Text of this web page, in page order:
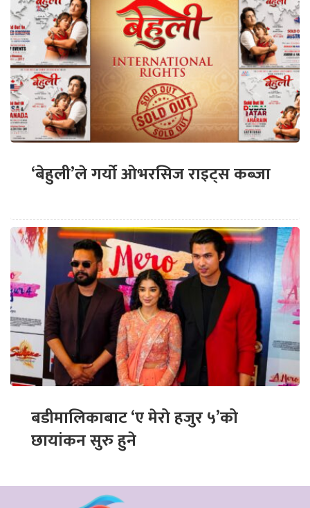
‘बेहुली’ले गर्यो ओभरसिज राइट्स कब्जा
बडीमालिकाबाट ‘ए मेरो हजुर ५’को
छायांकन सुरु हुने